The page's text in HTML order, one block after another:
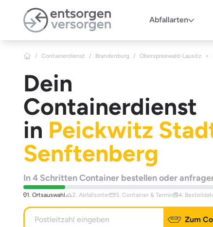
Abfallarten
/ Containerdienst / Brandenburg / Oberspreewald-Lausitz >
Dein
Containerdienst
in Peickwitz
Senftenberg
In 4 Schritten Container bestellen oder
1. Ortsauswahl 2. Abfallsorte 3. Container & Termin 4.
Zum